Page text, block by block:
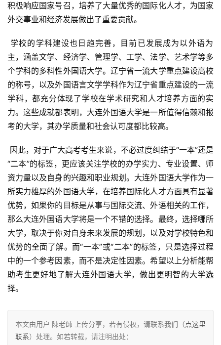
积极响应国家号召，培养了大量优秀的国际化人才，为国家
外交事业和经济发展做出了重要贡献。
主，涵盖文学、经济学、管理学、工学、法学、艺术学等多
个学科的多科性外国语大学。辽宁省一流大学重点建设高校
的称号，以及外国语言文学学科作为辽宁省重点建设的一流
学科，都充分体现了学校在学术研究和人才培养方面的实
力。这些成就都表明，大连外国语大学是一所值得信赖和报
考的大学，其办学质量和社会认可度都比较高。
“二本”的标签，更应该关注学校的办学实力、专业设置、师
资力量以及自身的兴趣和职业规划。大连外国语大学作为一
所实力雄厚的外国语大学，在培养国际化人才方面具有显著
优势，如果你的目标是从事与国际交流、外语相关的工作，
那么大连外国语大学将是一个不错的选择。最终，选择哪所
大学，取决于你对自身未来发展的规划，以及对学校特色和
优势的全面了解。而“一本”或“二本”的标签，只是选择过程
中的一个参考因素，而不是决定性因素。希望以上分析能帮
助考生更好地了解大连外国语大学，做出更明智的大学选
择。
本文由用户 陳老師 上传分享，若有侵权，请联系我们（点这里
联系）处理。如若转载，请注明出处：